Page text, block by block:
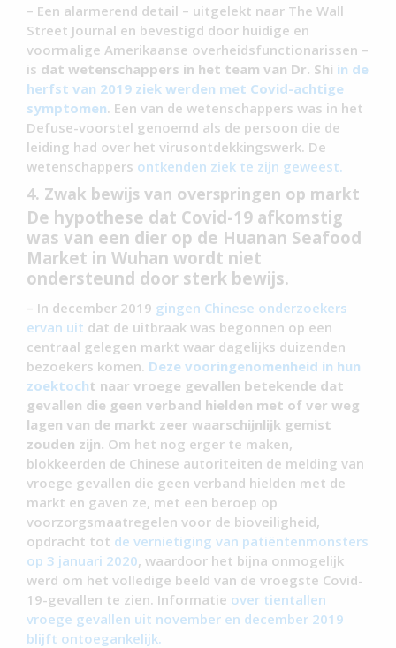
– Een alarmerend detail – uitgelekt naar The Wall
Street Journal en bevestigd door huidige en
voormalige Amerikaanse overheidsfunctionarissen –
is dat wetenschappers in het team van Dr. Shi in de
herfst van 2019 ziek werden met Covid-achtige
symptomen. Een van de wetenschappers was in het
Defuse-voorstel genoemd als de persoon die de
leiding had over het virusontdekkingswerk. De
wetenschappers ontkenden ziek te zijn geweest.
4. Zwak bewijs van overspringen op markt
De hypothese dat Covid-19 afkomstig
was van een dier op de Huanan Seafood
Market in Wuhan wordt niet
ondersteund door sterk bewijs.
– In december 2019 gingen Chinese onderzoekers
ervan uit dat de uitbraak was begonnen op een
centraal gelegen markt waar dagelijks duizenden
bezoekers komen. Deze vooringenomenheid in hun
zoektocht naar vroege gevallen betekende dat
gevallen die geen verband hielden met of ver weg
lagen van de markt zeer waarschijnlijk gemist
zouden zijn. Om het nog erger te maken,
blokkeerden de Chinese autoriteiten de melding van
vroege gevallen die geen verband hielden met de
markt en gaven ze, met een beroep op
voorzorgsmaatregelen voor de bioveiligheid,
opdracht tot de vernietiging van patiëntenmonsters
op 3 januari 2020, waardoor het bijna onmogelijk
werd om het volledige beeld van de vroegste Covid-
19-gevallen te zien. Informatie over tientallen
vroege gevallen uit november en december 2019
blijft ontoegankelijk.